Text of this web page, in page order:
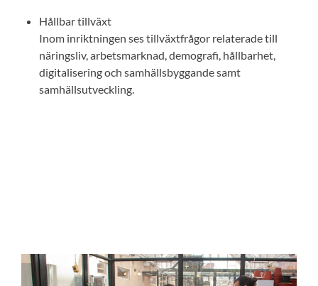
Hållbar tillväxt
Inom inriktningen ses tillväxtfrågor relaterade till
näringsliv, arbetsmarknad, demografi, hållbarhet,
digitalisering och samhällsbyggande samt
samhällsutveckling.